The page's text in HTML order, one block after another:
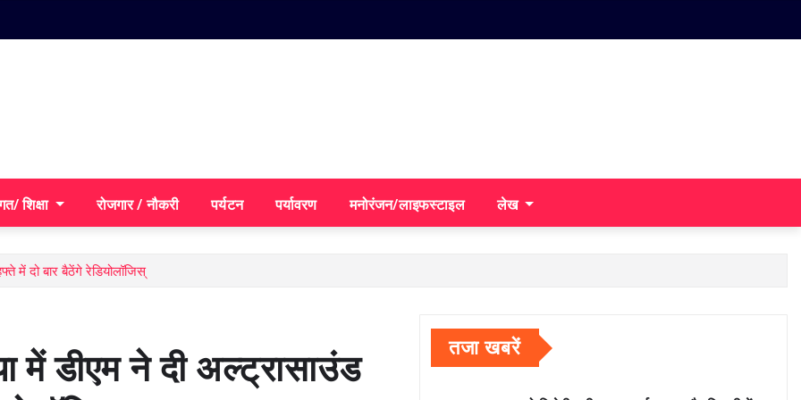
शिक्षा रोजगार / नौकरी पर्यटन पर्यावरण मनोरंजन/लाइफस्टाइल लेख
में दो बार बैठेंगे रेडियोलॉजिस्
में डीएम ने दी अल्ट्रासाउंड तजा खबरें